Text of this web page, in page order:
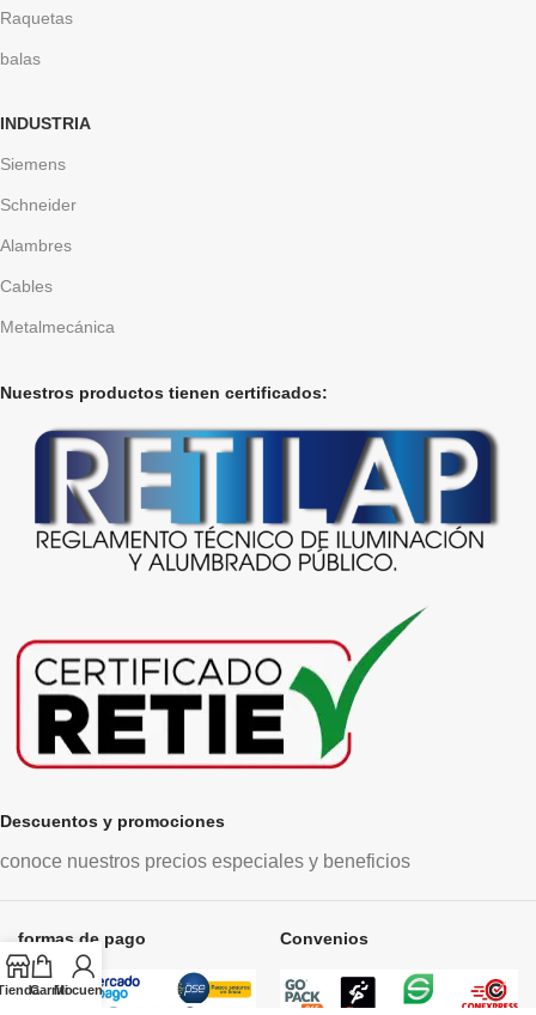
Raquetas
balas
INDUSTRIA
Siemens
Schneider
Alambres
Cables
Metalmecánica
Nuestros productos tienen certificados:
Descuentos y promociones
conoce nuestros precios especiales y beneficios
formas de pago Convenios
CarritoMi cuenta